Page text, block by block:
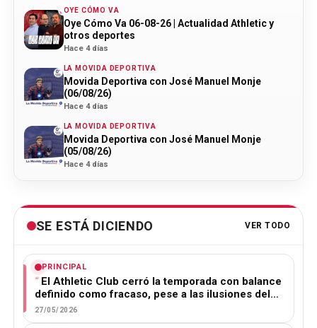
OYE CÓMO VA
Oye Cómo Va 06-08-26 | Actualidad Athletic y
otros deportes
Hace 4 días
LA MOVIDA DEPORTIVA
Movida Deportiva con José Manuel Monje
(06/08/26)
Hace 4 días
LA MOVIDA DEPORTIVA
Movida Deportiva con José Manuel Monje
(05/08/26)
Hace 4 días
SE ESTÁ DICIENDO VER TODO
PRINCIPAL
El Athletic Club cerró la temporada con balance
definido como fracaso, pese a las ilusiones del…
27/05/2026